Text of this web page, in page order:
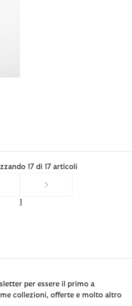
17 di 17 articoli
1
per essere il primo a
collezioni, offerte e molto altro